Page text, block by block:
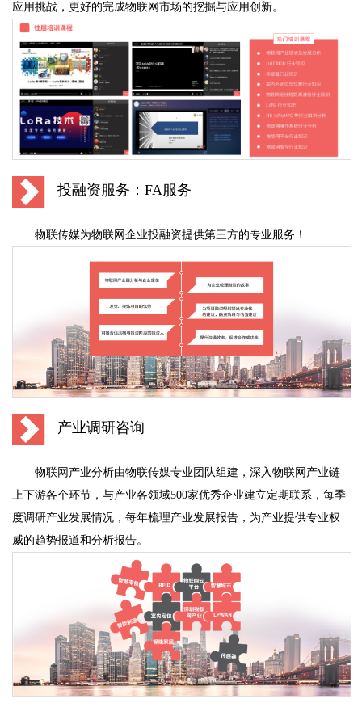
应用挑战，更好的完成物联网市场的挖掘与应用创新。
投融资服务：FA服务
物联传媒为物联网企业投融资提供第三方的专业服务！
产业调研咨询
物联网产业分析由物联传媒专业团队组建，深入物联网产业链
上下游各个环节，与产业各领域500家优秀企业建立定期联系，每季
度调研产业发展情况，每年梳理产业发展报告，为产业提供专业权
威的趋势报道和分析报告。